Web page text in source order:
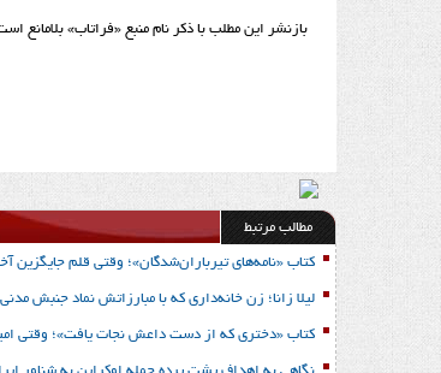
بازنشر این مطلب با ذکر نام منبع «فراتاب» بلامانع
مطالب مرتبط
کتاب «نامه‌های تیرباران‌شدگان»؛ وقتی قلم جایگزین
لیلا زانا؛ زن خانه‌داری که با مبارزاتش نماد جنبش
کتاب «دختری که از دست داعش نجات یافت»؛ وقتی